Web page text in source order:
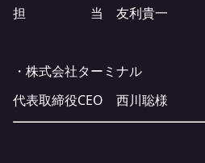
担 当 友利貴一
・株式会社ターミナル
代表取締役CEO 西川聡様